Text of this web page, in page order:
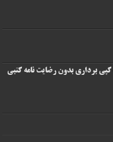
برداری بدون رضایت نامه کتبی